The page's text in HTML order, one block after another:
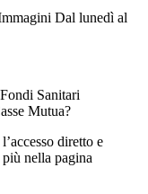
Dal lunedì al
Sanitari
Mutua?
diretto e
nella pagina